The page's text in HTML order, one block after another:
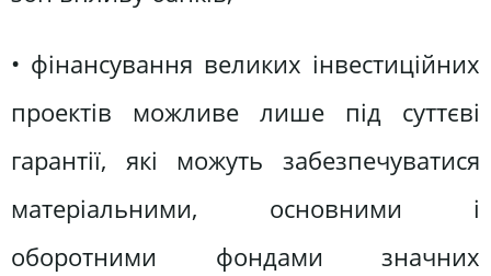
• фінансування великих інвестиційних
проектів можливе лише під суттєві
гарантії, які можуть забезпечуватися
матеріальними, основними і
оборотними фондами значних